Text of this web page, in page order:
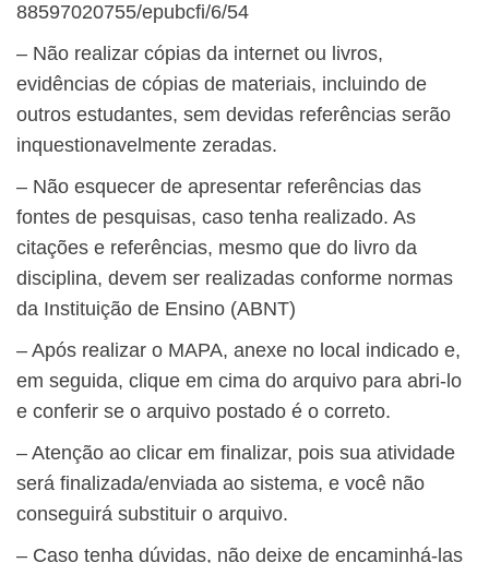
88597020755/epubcfi/6/54
– Não realizar cópias da internet ou livros,
evidências de cópias de materiais, incluindo de
outros estudantes, sem devidas referências serão
inquestionavelmente zeradas.
– Não esquecer de apresentar referências das
fontes de pesquisas, caso tenha realizado. As
citações e referências, mesmo que do livro da
disciplina, devem ser realizadas conforme normas
da Instituição de Ensino (ABNT)
– Após realizar o MAPA, anexe no local indicado e,
em seguida, clique em cima do arquivo para abri-lo
e conferir se o arquivo postado é o correto.
– Atenção ao clicar em finalizar, pois sua atividade
será finalizada/enviada ao sistema, e você não
conseguirá substituir o arquivo.
– Caso tenha dúvidas, não deixe de encaminhá-las